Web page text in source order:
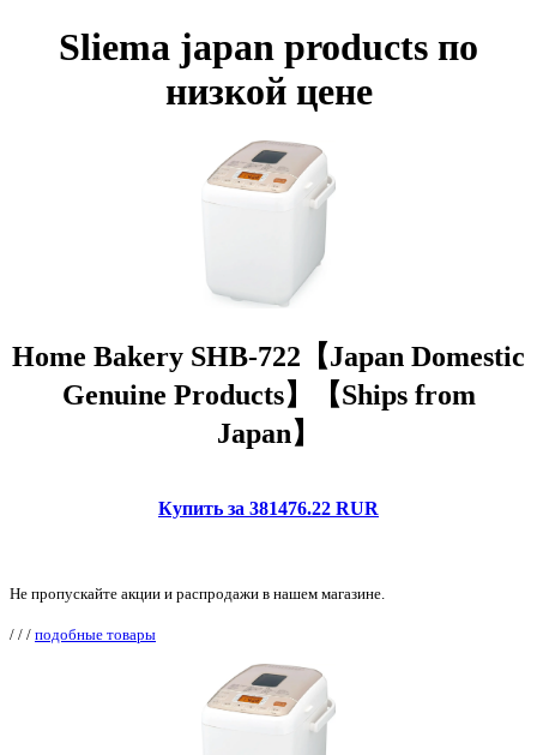
Sliema japan products по
низкой цене
Home Bakery SHB-722【Japan Domestic
Genuine Products】【Ships from
Japan】
Купить за 381476.22 RUR
Не пропускайте акции и распродажи в нашем магазине.
/ / / подобные товары